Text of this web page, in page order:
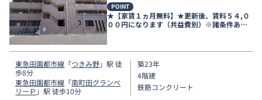
POINT
★【家賃１ヵ月無料】★更新後、賃料５４,０
００円になります（共益費別）※諸条件あ
り。
東急田園都市線 「つきみ野」駅 徒
歩8分
東急田園都市線 「南町田グランベ
リーＰ 」駅 徒歩10分
築23年
4階建
鉄筋コンクリート